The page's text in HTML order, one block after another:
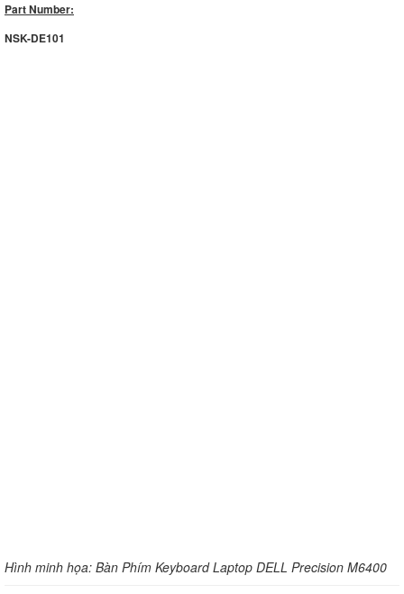
Part Number:
NSK-DE101
Hình minh họa: Bàn Phím Keyboard Laptop DELL Precision M6400